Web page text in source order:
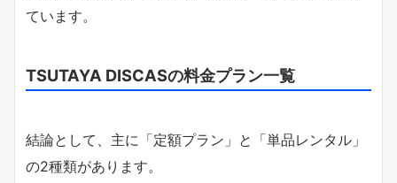
ています。
TSUTAYA DISCASの料金プラン一覧
結論として、主に「定額プラン」と「単品レンタル」
の2種類があります。